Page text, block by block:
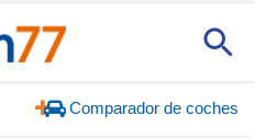
Comparador de coches